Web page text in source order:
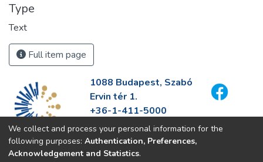
Type
Text
Full item page
1088 Budapest, Szabó
Ervin tér 1.
+36-1-411-5000
info@fszek.hu
https://fszek.hu
We collect and process your personal information for the
following purposes: Authentication, Preferences,
Acknowledgement and Statistics.